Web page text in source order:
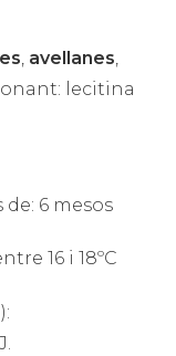
avellanes
lecitina
6 mesos
16 i 18ºC